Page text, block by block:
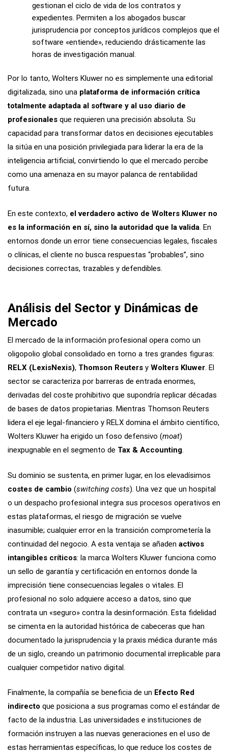
gestionan el ciclo de vida de los contratos y
expedientes. Permiten a los abogados buscar
jurisprudencia por conceptos jurídicos complejos que el
software «entiende», reduciendo drásticamente las
horas de investigación manual.
Por lo tanto, Wolters Kluwer no es simplemente una editorial
digitalizada, sino una plataforma de información crítica
totalmente adaptada al software y al uso diario de
profesionales que requieren una precisión absoluta. Su
capacidad para transformar datos en decisiones ejecutables
la sitúa en una posición privilegiada para liderar la era de la
inteligencia artificial, convirtiendo lo que el mercado percibe
como una amenaza en su mayor palanca de rentabilidad
futura.
En este contexto, el verdadero activo de Wolters Kluwer no
es la información en sí, sino la autoridad que la valida . En
entornos donde un error tiene consecuencias legales, fiscales
o clínicas, el cliente no busca respuestas “probables”, sino
decisiones correctas, trazables y defendibles.
Análisis del Sector y Dinámicas de
Mercado
El mercado de la información profesional opera como un
oligopolio global consolidado en torno a tres grandes figuras:
RELX (LexisNexis), Thomson Reuters y Wolters Kluwer. El
sector se caracteriza por barreras de entrada enormes,
derivadas del coste prohibitivo que supondría replicar décadas
de bases de datos propietarias. Mientras Thomson Reuters
lidera el eje legal-financiero y RELX domina el ámbito científico,
Wolters Kluwer ha erigido un foso defensivo (moat)
inexpugnable en el segmento de Tax & Accounting.
Su dominio se sustenta, en primer lugar, en los elevadísimos
costes de cambio (switching costs). Una vez que un hospital
o un despacho profesional integra sus procesos operativos en
estas plataformas, el riesgo de migración se vuelve
inasumible; cualquier error en la transición comprometería la
continuidad del negocio. A esta ventaja se añaden activos
intangibles críticos: la marca Wolters Kluwer funciona como
un sello de garantía y certificación en entornos donde la
imprecisión tiene consecuencias legales o vitales. El
profesional no solo adquiere acceso a datos, sino que
contrata un «seguro» contra la desinformación. Esta fidelidad
se cimenta en la autoridad histórica de cabeceras que han
documentado la jurisprudencia y la praxis médica durante más
de un siglo, creando un patrimonio documental irreplicable para
cualquier competidor nativo digital.
Finalmente, la compañía se beneficia de un Efecto Red
indirecto que posiciona a sus programas como el estándar de
facto de la industria. Las universidades e instituciones de
formación instruyen a las nuevas generaciones en el uso de
estas herramientas específicas, lo que reduce los costes de